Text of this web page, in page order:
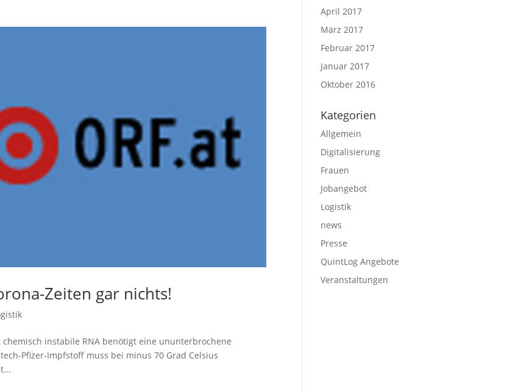
Zeiten gar nichts!
instabile RNA benötigt eine ununterbrochene
Pfizer-Impfstoff muss bei minus 70 Grad Celsius
April 2017
März 2017
Februar 2017
Januar 2017
Oktober 2016
Kategorien
Allgemein
Digitalisierung
Frauen
Jobangebot
Logistik
news
Presse
QuintLog Angebote
Veranstaltungen